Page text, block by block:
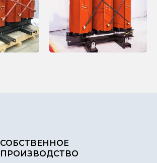
СОБСТВЕННОЕ
ПРОИЗВОДСТВО